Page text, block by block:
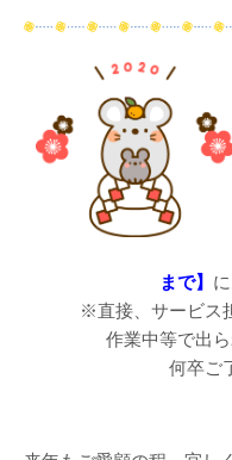
まで】
※直接、サービス
作業中等で出
何卒ご